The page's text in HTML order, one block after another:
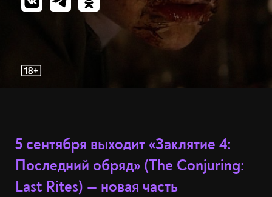
5 сентября выходит «Заклятие 4:
Последний обряд» (The Conjuring:
Last Rites) — новая часть